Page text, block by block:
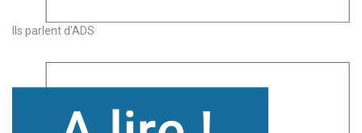
Ils parlent d'ADS